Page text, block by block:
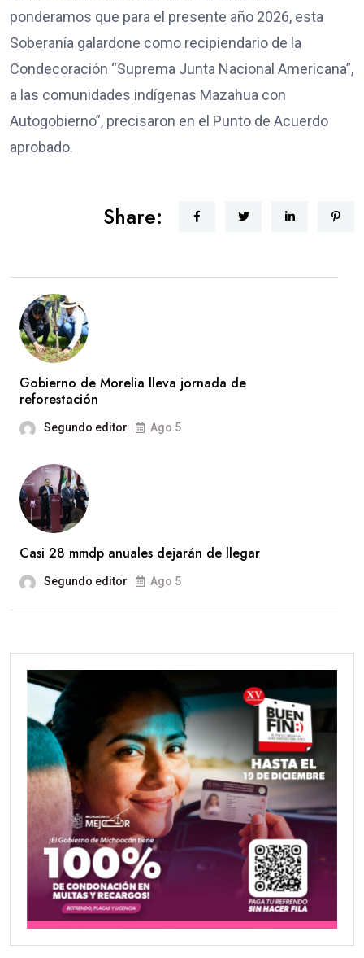
ponderamos que para el presente año 2026, esta
Soberanía galardone como recipiendario de la
Condecoración “Suprema Junta Nacional Americana”,
a las comunidades indígenas Mazahua con
Autogobierno”, precisaron en el Punto de Acuerdo
aprobado.
Share:
Gobierno de Morelia lleva jornada de
reforestación
Segundo editor Ago 5
Casi 28 mmdp anuales dejarán de llegar
Segundo editor Ago 5